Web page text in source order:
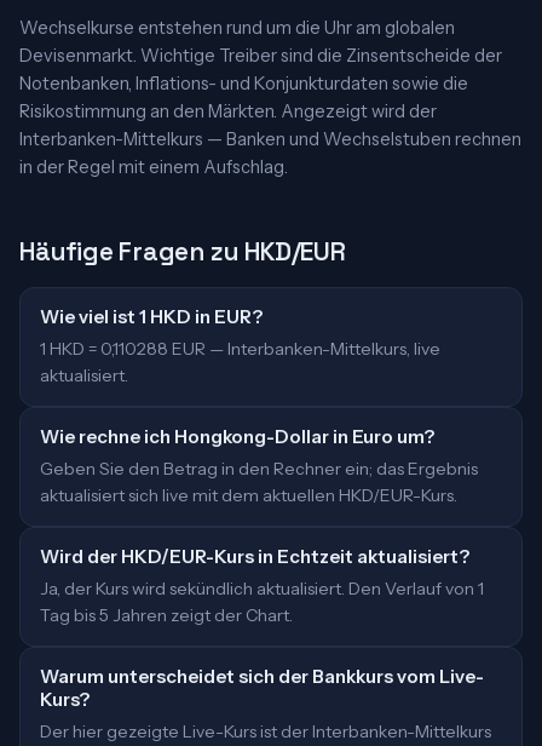
Wechselkurse entstehen rund um die Uhr am globalen
Devisenmarkt. Wichtige Treiber sind die Zinsentscheide der
Notenbanken, Inflations- und Konjunkturdaten sowie die
Risikostimmung an den Märkten. Angezeigt wird der
Interbanken-Mittelkurs — Banken und Wechselstuben rechnen
in der Regel mit einem Aufschlag.
Häufige Fragen zu HKD/EUR
Wie viel ist 1 HKD in EUR?
1 HKD = 0,110288 EUR — Interbanken-Mittelkurs, live
aktualisiert.
Wie rechne ich Hongkong-Dollar in Euro um?
Geben Sie den Betrag in den Rechner ein; das Ergebnis
aktualisiert sich live mit dem aktuellen HKD/EUR-Kurs.
Wird der HKD/EUR-Kurs in Echtzeit aktualisiert?
Ja, der Kurs wird sekündlich aktualisiert. Den Verlauf von 1
Tag bis 5 Jahren zeigt der Chart.
Warum unterscheidet sich der Bankkurs vom Live-
Kurs?
Der hier gezeigte Live-Kurs ist der Interbanken-Mittelkurs